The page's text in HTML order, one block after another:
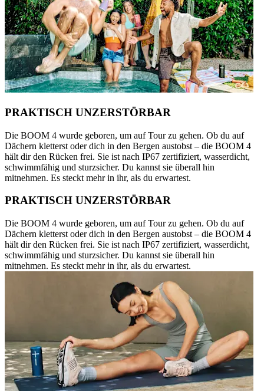
PRAKTISCH UNZERSTÖRBAR
Die BOOM 4 wurde geboren, um auf Tour zu gehen. Ob du auf
Dächern kletterst oder dich in den Bergen austobst – die BOOM 4
hält dir den Rücken frei. Sie ist nach IP67 zertifiziert, wasserdicht,
schwimmfähig und sturzsicher. Du kannst sie überall hin
mitnehmen. Es steckt mehr in ihr, als du erwartest.
PRAKTISCH UNZERSTÖRBAR
Die BOOM 4 wurde geboren, um auf Tour zu gehen. Ob du auf
Dächern kletterst oder dich in den Bergen austobst – die BOOM 4
hält dir den Rücken frei. Sie ist nach IP67 zertifiziert, wasserdicht,
schwimmfähig und sturzsicher. Du kannst sie überall hin
mitnehmen. Es steckt mehr in ihr, als du erwartest.